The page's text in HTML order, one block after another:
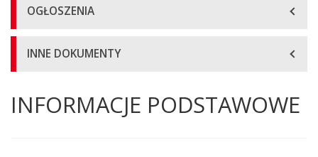
OGŁOSZENIA
INNE DOKUMENTY
Główna
treść
INFORMACJE PODSTAWOWE